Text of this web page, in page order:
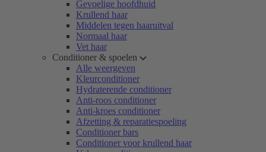
Gevoelige hoofdhuid
Krullend haar
Middelen tegen haaruitval
Normaal haar
Vet haar
Conditioner & spoelen
Alle weergeven
Kleurconditioner
Hydraterende conditioner
Anti-roos conditioner
Anti-kroes conditioner
Afzetting & reparatiespoeling
Conditioner bars
Conditioner voor krullend haar